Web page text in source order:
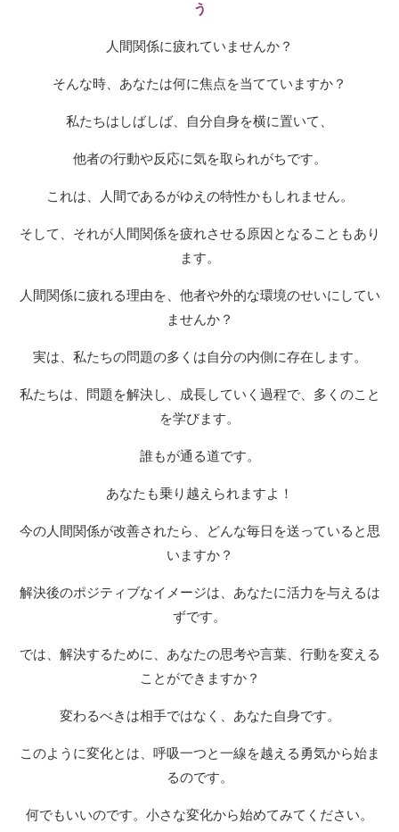
う
人間関係に疲れていませんか？
そんな時、あなたは何に焦点を当てていますか？
私たちはしばしば、自分自身を横に置いて、
他者の行動や反応に気を取られがちです。
これは、人間であるがゆえの特性かもしれません。
そして、それが人間関係を疲れさせる原因となることもあり
ます。
人間関係に疲れる理由を、他者や外的な環境のせいにしてい
ませんか？
実は、私たちの問題の多くは自分の内側に存在します。
私たちは、問題を解決し、成長していく過程で、多くのこと
を学びます。
誰もが通る道です。
あなたも乗り越えられますよ！
今の人間関係が改善されたら、どんな毎日を送っていると思
いますか？
解決後のポジティブなイメージは、あなたに活力を与えるは
ずです。
では、解決するために、あなたの思考や言葉、行動を変える
ことができますか？
変わるべきは相手ではなく、あなた自身です。
このように変化とは、呼吸一つと一線を越える勇気から始ま
るのです。
何でもいいのです。小さな変化から始めてみてください。